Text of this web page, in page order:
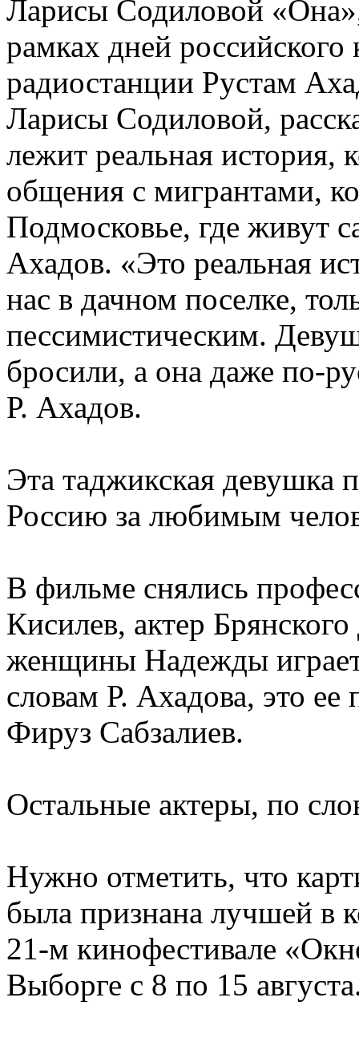
Ларисы Содиловой «Она»,
рамках дней
радиостанции Рустам
Ларисы Содиловой,
лежит реальная история,
общения с мигрантами,
Подмосковье, где живут
Ахадов. «Это реальная
нас в дачном поселке,
пессимистическим.
бросили, а она даже по-
Р. Ахадов.
Эта таджикская девушка
Россию за любимым
В фильме снялись
Кисилев, актер
женщины Надежды играет
словам Р. Ахадова, это ее
Фируз Сабзалиев.
Остальные актеры, по
Нужно отметить, что
была признана лучшей в
21-м кинофестивале
Выборге с 8 по 15